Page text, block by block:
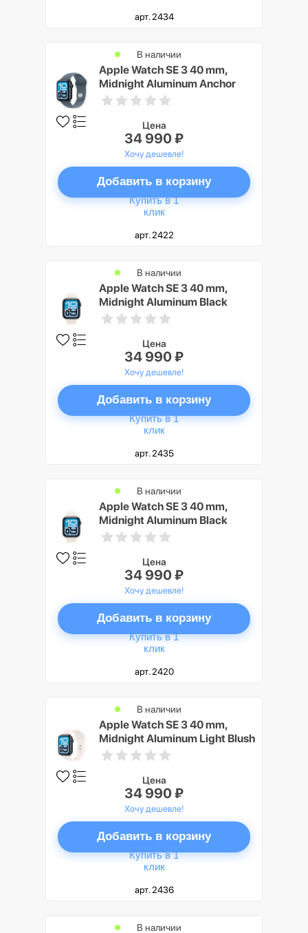
арт. 2434
Apple Watch SE 3 40 mm,
Midnight Aluminum Anchor
blue Sport Band S/M
В наличии
Цена
34 990 ₽
Хочу дешевле!
Добавить в корзину
Купить в 1
клик
арт. 2422
Apple Watch SE 3 40 mm,
Midnight Aluminum Black
Sport Band M/L
В наличии
Цена
34 990 ₽
Хочу дешевле!
Добавить в корзину
Купить в 1
клик
арт. 2435
Apple Watch SE 3 40 mm,
Midnight Aluminum Black
Sport Band S/M
В наличии
Цена
34 990 ₽
Хочу дешевле!
Добавить в корзину
Купить в 1
клик
арт. 2420
Apple Watch SE 3 40 mm,
Midnight Aluminum Light Blush
Sport Band M/L
В наличии
Цена
34 990 ₽
Хочу дешевле!
Добавить в корзину
Купить в 1
клик
арт. 2436
В наличии